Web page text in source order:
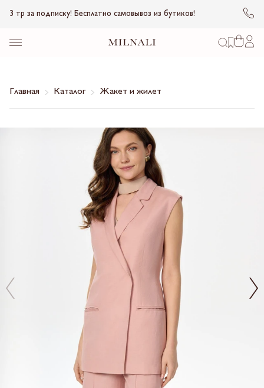
3 тр за подписку! Бесплатно самовывоз из бутиков!
Главная Каталог Жакет и жилет